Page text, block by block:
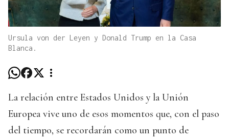
Ursula von der Leyen y Donald Trump en la Casa
Blanca.
La relación entre Estados Unidos y la Unión
Europea vive uno de esos momentos que, con el paso
del tiempo, se recordarán como un punto de